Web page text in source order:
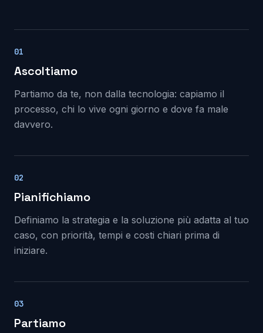
01
Ascoltiamo
Partiamo da te, non dalla tecnologia: capiamo il
processo, chi lo vive ogni giorno e dove fa male
davvero.
02
Pianifichiamo
Definiamo la strategia e la soluzione più adatta al tuo
caso, con priorità, tempi e costi chiari prima di
iniziare.
03
Partiamo